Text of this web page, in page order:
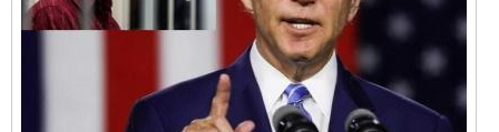
Правы працоўных